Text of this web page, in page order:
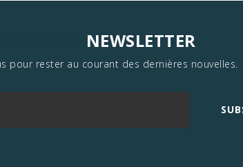
NEWSLETTER
pour rester au courant des dernières nouvelles.